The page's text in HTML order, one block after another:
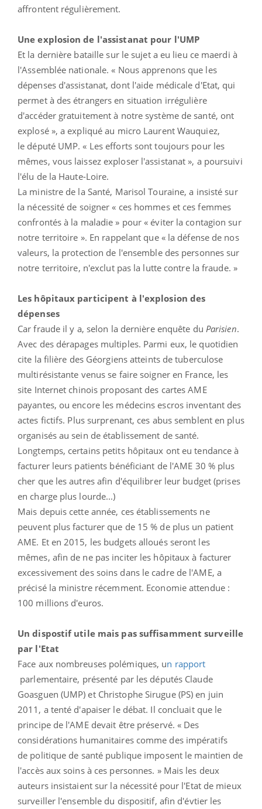
affrontent régulièrement.
Une explosion de l'assistanat pour l'UMP
Et la dernière bataille sur le sujet a eu lieu ce maerdi à
l'Assemblée nationale. « Nous apprenons que les
dépenses d'assistanat, dont l'aide médicale d'Etat, qui
permet à des étrangers en situation irrégulière
d'accéder gratuitement à notre système de santé, ont
explosé », a expliqué au micro Laurent Wauquiez,
le député UMP. « Les efforts sont toujours pour les
mêmes, vous laissez exploser l'assistanat », a poursuivi
l'élu de la Haute-Loire.
La ministre de la Santé, Marisol Touraine, a insisté sur
la nécessité de soigner « ces hommes et ces femmes
confrontés à la maladie » pour « éviter la contagion sur
notre territoire ». En rappelant que « la défense de nos
valeurs, la protection de l'ensemble des personnes sur
notre territoire, n'exclut pas la lutte contre la fraude. »
Les hôpitaux participent à l'explosion des
dépenses
Car fraude il y a, selon la dernière enquête du Parisien.
Avec des dérapages multiples. Parmi eux, le quotidien
cite la filière des Géorgiens atteints de tuberculose
multirésistante venus se faire soigner en France, les
site Internet chinois proposant des cartes AME
payantes, ou encore les médecins escros inventant des
actes fictifs. Plus surprenant, ces abus semblent en plus
organisés au sein de établissement de santé.
Longtemps, certains petits hôpitaux ont eu tendance à
facturer leurs patients bénéficiant de l'AME 30 % plus
cher que les autres afin d'équilibrer leur budget (prises
en charge plus lourde...)
Mais depuis cette année, ces établissements ne
peuvent plus facturer que de 15 % de plus un patient
AME. Et en 2015, les budgets alloués seront les
mêmes, afin de ne pas inciter les hôpitaux à facturer
excessivement des soins dans le cadre de l'AME, a
précisé la ministre récemment. Economie attendue :
100 millions d'euros.
Un dispostif utile mais pas suffisamment surveille
par l'Etat
Face aux nombreuses polémiques, un rapport
parlementaire, présenté par les députés Claude
Goasguen (UMP) et Christophe Sirugue (PS) en juin
2011, a tenté d'apaiser le débat. Il concluait que le
principe de l'AME devait être préservé. « Des
considérations humanitaires comme des impératifs
de politique de santé publique imposent le maintien de
l'accès aux soins à ces personnes. » Mais les deux
auteurs insistaient sur la nécessité pour l'Etat de mieux
surveiller l'ensemble du dispositif, afin d'évtier les